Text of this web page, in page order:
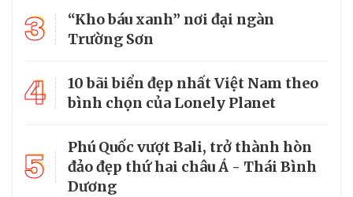
3
“Kho báu xanh” nơi đại ngàn
Trường Sơn
4
10 bãi biển đẹp nhất Việt Nam theo
bình chọn của Lonely Planet
5
Phú Quốc vượt Bali, trở thành hòn
đảo đẹp thứ hai châu Á - Thái Bình
Dương